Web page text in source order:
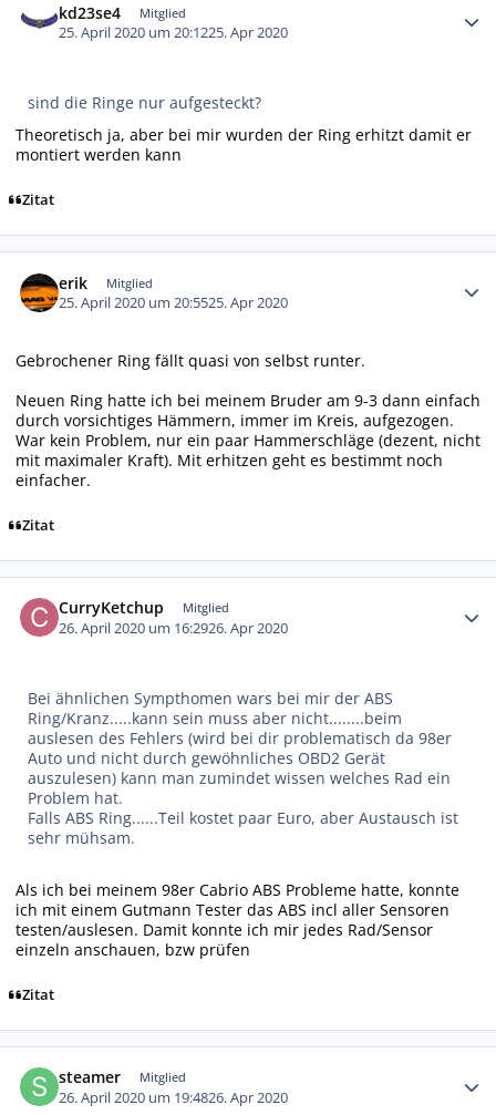
kd23se4 Mitglied
25. April 2020 um 20:1225. Apr 2020
sind die Ringe nur aufgesteckt?
Theoretisch ja, aber bei mir wurden der Ring erhitzt damit er
montiert werden kann
Zitat
erik Mitglied
25. April 2020 um 20:5525. Apr 2020
Gebrochener Ring fällt quasi von selbst runter.
Neuen Ring hatte ich bei meinem Bruder am 9-3 dann einfach
durch vorsichtiges Hämmern, immer im Kreis, aufgezogen.
War kein Problem, nur ein paar Hammerschläge (dezent, nicht
mit maximaler Kraft). Mit erhitzen geht es bestimmt noch
einfacher.
Zitat
CurryKetchup Mitglied
26. April 2020 um 16:2926. Apr 2020
Bei ähnlichen Sympthomen wars bei mir der ABS
Ring/Kranz.....kann sein muss aber nicht........beim
auslesen des Fehlers (wird bei dir problematisch da 98er
Auto und nicht durch gewöhnliches OBD2 Gerät
auszulesen) kann man zumindet wissen welches Rad ein
Problem hat.
Falls ABS Ring......Teil kostet paar Euro, aber Austausch ist
sehr mühsam.
Als ich bei meinem 98er Cabrio ABS Probleme hatte, konnte
ich mit einem Gutmann Tester das ABS incl aller Sensoren
testen/auslesen. Damit konnte ich mir jedes Rad/Sensor
einzeln anschauen, bzw prüfen
Zitat
steamer Mitglied
26. April 2020 um 19:4826. Apr 2020